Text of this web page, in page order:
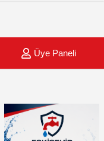
Üye Paneli